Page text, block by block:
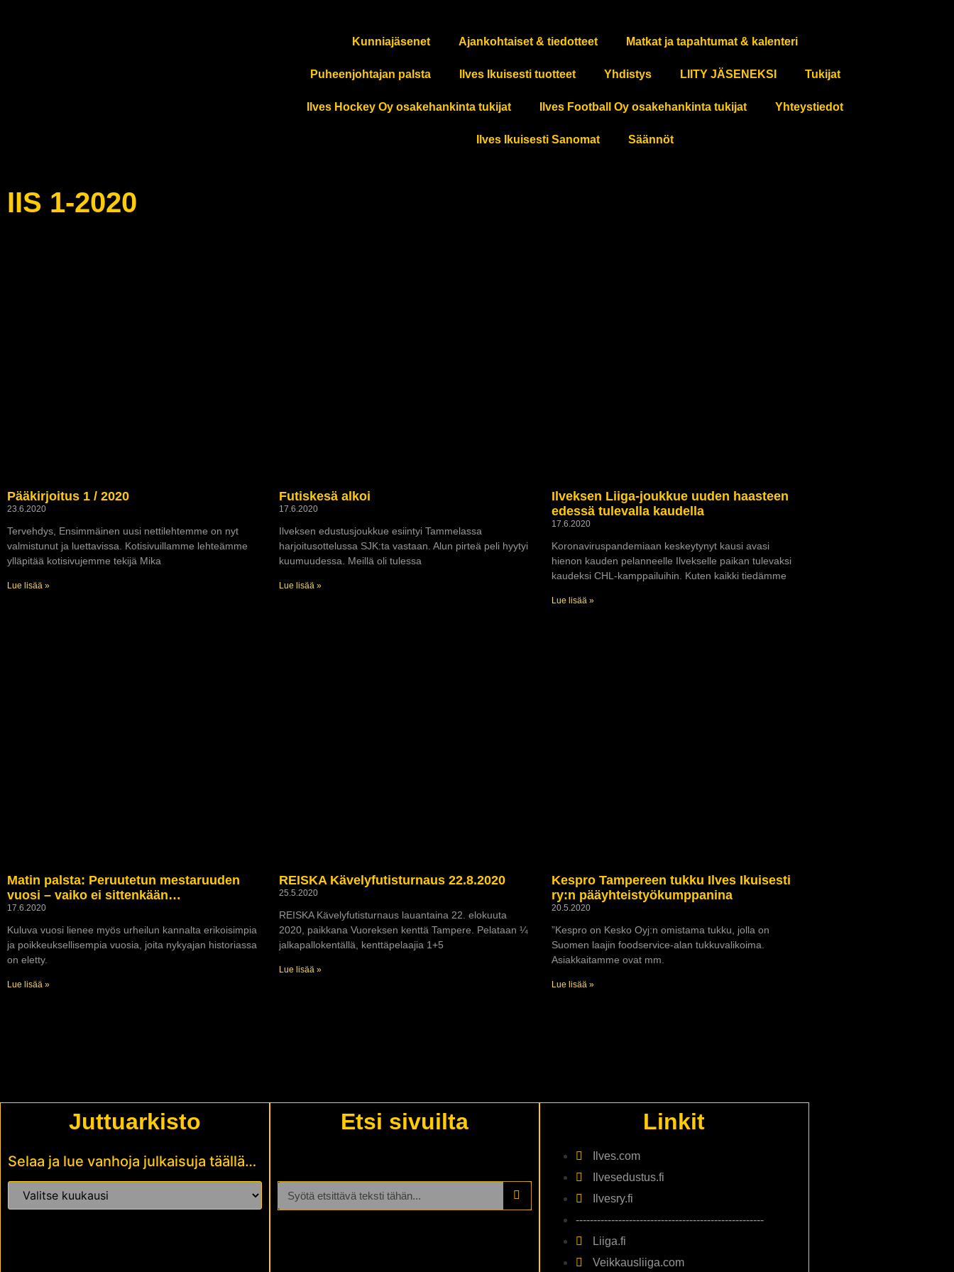
Kunniajäsenet Ajankohtaiset & tiedotteet Matkat ja tapahtumat & kalenteri
Puheenjohtajan palsta Ilves Ikuisesti tuotteet Yhdistys LIITY JÄSENEKSI Tukijat
Ilves Hockey Oy osakehankinta tukijat Ilves Football Oy osakehankinta tukijat Yhteystiedot
Ilves Ikuisesti Sanomat Säännöt
IIS 1-2020
Pääkirjoitus 1 / 2020
23.6.2020
Tervehdys, Ensimmäinen uusi nettilehtemme on nyt
valmistunut ja luettavissa. Kotisivuillamme lehteämme
ylläpitää kotisivujemme tekijä Mika
Lue lisää »
Futiskesä alkoi
17.6.2020
Ilveksen edustusjoukkue esiintyi Tammelassa
harjoitusottelussa SJK:ta vastaan. Alun pirteä peli hyytyi
kuumuudessa. Meillä oli tulessa
Lue lisää »
Ilveksen Liiga-joukkue uuden haasteen
edessä tulevalla kaudella
17.6.2020
Koronaviruspandemiaan keskeytynyt kausi avasi
hienon kauden pelanneelle Ilvekselle paikan tulevaksi
kaudeksi CHL-kamppailuihin. Kuten kaikki tiedämme
Lue lisää »
Matin palsta: Peruutetun mestaruuden
vuosi – vaiko ei sittenkään…
17.6.2020
Kuluva vuosi lienee myös urheilun kannalta erikoisimpia
ja poikkeuksellisempia vuosia, joita nykyajan historiassa
on eletty.
Lue lisää »
REISKA Kävelyfutisturnaus 22.8.2020
25.5.2020
REISKA Kävelyfutisturnaus lauantaina 22. elokuuta
2020, paikkana Vuoreksen kenttä Tampere. Pelataan ¼
jalkapallokentällä, kenttäpelaajia 1+5
Lue lisää »
Kespro Tampereen tukku Ilves Ikuisesti
ry:n pääyhteistyökumppanina
20.5.2020
”Kespro on Kesko Oyj:n omistama tukku, jolla on
Suomen laajin foodservice-alan tukkuvalikoima.
Asiakkaitamme ovat mm.
Lue lisää »
Juttuarkisto
Selaa ja lue vanhoja julkaisuja täällä…
Etsi sivuilta Linkit
Ilves.com
Ilvesedustus.fi
Ilvesry.fi
-----------------------------------------------------
Liiga.fi
Veikkausliiga.com